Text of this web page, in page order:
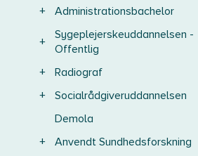
+
Administrationsbachelor
+
Sygeplejerskeuddannelsen -
Offentlig
+
Radiograf
+
Socialrådgiveruddannelsen
Demola
+
Anvendt Sundhedsforskning